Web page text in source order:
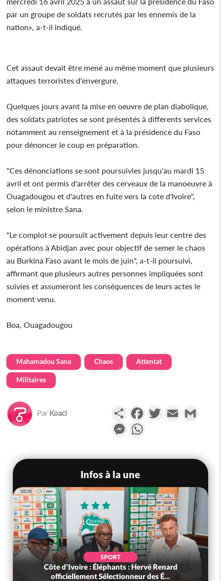
par un groupe de soldats recrutés par les ennemis de la
nation», a-t-il indiqué.
Cet assaut devait être mené au même moment que plusieurs
attaques terroristes d'envergure.
Quelques jours avant la mise en oeuvre de plan diabolique,
des soldats patriotes se sont présentés à differents services
notamment au renseignement et à la présidence du Faso
pour dénoncer le coup en préparation.
"Ces dénonciations se sont poursuivies jusqu'au mardi 15
avril et ont permis d'arrêter des cerveaux de la manoeuvre à
Ouagadougou et d'autres en fuite vers la cote d'Ivoire",
selon le ministre Sana.
"Le complot se poursuit activement depuis leur centre des
opérations à Abidjan avec pour objectif de semer le chaos
au Burkina Faso avant le mois de juin", a-t-il poursuivi,
affirmant que plusieurs autres personnes impliquées sont
suivies et assumeront les conséquences de leurs actes le
moment venu.
Boa, Ouagadougou
Mahamadou Sana Chaos Attentat
Militaires
Par Koaci PartagerFacebookTwitterEmail
Messenger
Infos à la une
SPORT
Côte d'Ivoire : Éléphants : Hervé Renard
officiellement Sélectionneur des É...